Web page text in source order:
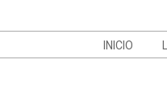
INICIO